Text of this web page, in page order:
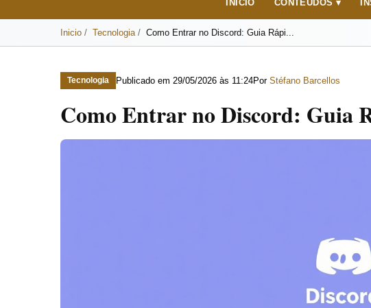
INÍCIO CONTEÚDOS ▾
Inicio Tecnologia Como Entrar no Discord: Guia Rápi...
Tecnologia Publicado em 29/05/2026 às 11:24Por Stéfano Barcellos
Como Entrar no Discord: Guia